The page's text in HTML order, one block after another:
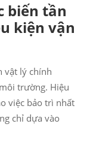
biến tần
kiện vận
vật lý chính
trường. Hiệu
việc bảo trì nhất
chỉ dựa vào